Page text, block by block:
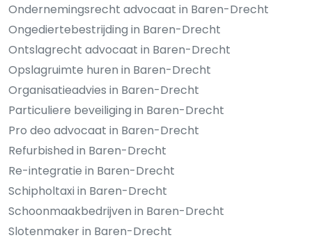
Ondernemingsrecht advocaat in Baren-Drecht
Ongediertebestrijding in Baren-Drecht
Ontslagrecht advocaat in Baren-Drecht
Opslagruimte huren in Baren-Drecht
Organisatieadvies in Baren-Drecht
Particuliere beveiliging in Baren-Drecht
Pro deo advocaat in Baren-Drecht
Refurbished in Baren-Drecht
Re-integratie in Baren-Drecht
Schipholtaxi in Baren-Drecht
Schoonmaakbedrijven in Baren-Drecht
Slotenmaker in Baren-Drecht